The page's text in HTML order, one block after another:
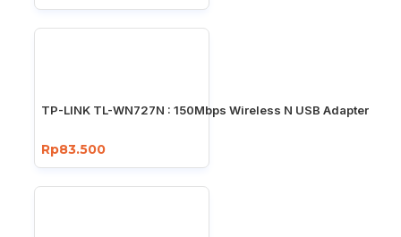
TP-LINK TL-WN727N : 150Mbps Wireless N USB Adapter
Rp83.500